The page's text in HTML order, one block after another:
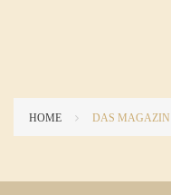
HOME DAS MAGAZIN